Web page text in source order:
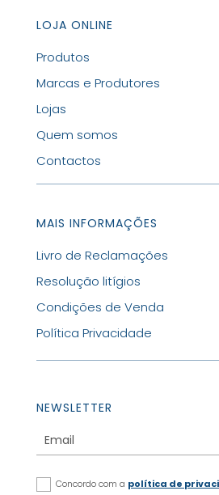
LOJA ONLINE
Produtos
Marcas e Produtores
Lojas
Quem somos
Contactos
MAIS INFORMAÇÕES
Livro de Reclamações
Resolução litígios
Condições de Venda
Política Privacidade
NEWSLETTER
Concordo com a política de